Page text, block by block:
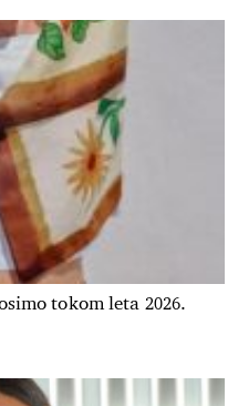
tokom leta 2026.